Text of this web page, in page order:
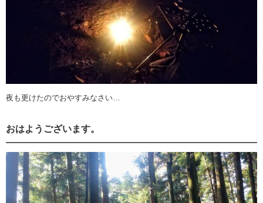
夜も更けたのでおやすみなさい…
おはようございます。